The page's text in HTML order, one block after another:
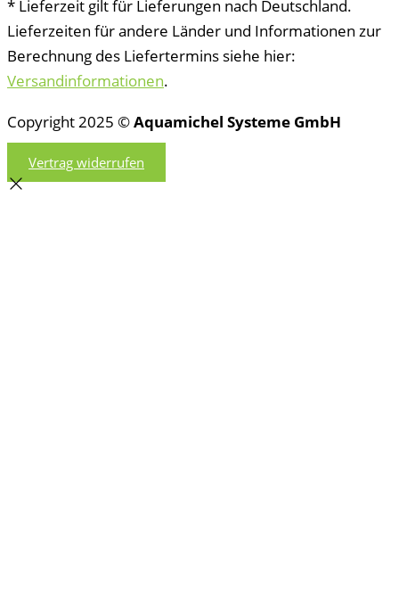
* Lieferzeit gilt für Lieferungen nach Deutschland.
Lieferzeiten für andere Länder und Informationen zur
Berechnung des Liefertermins siehe hier:
Versandinformationen.
Copyright 2025 ©Aquamichel Systeme GmbH
Vertrag widerrufen